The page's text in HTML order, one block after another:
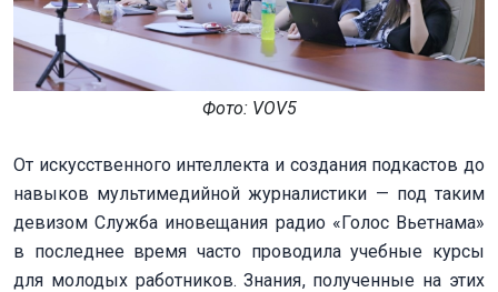
Фото: VOV5
От искусственного интеллекта и создания подкастов до
навыков мультимедийной журналистики — под таким
девизом Служба иновещания радио «Голос Вьетнама»
в последнее время часто проводила учебные курсы
для молодых работников. Знания, полученные на этих